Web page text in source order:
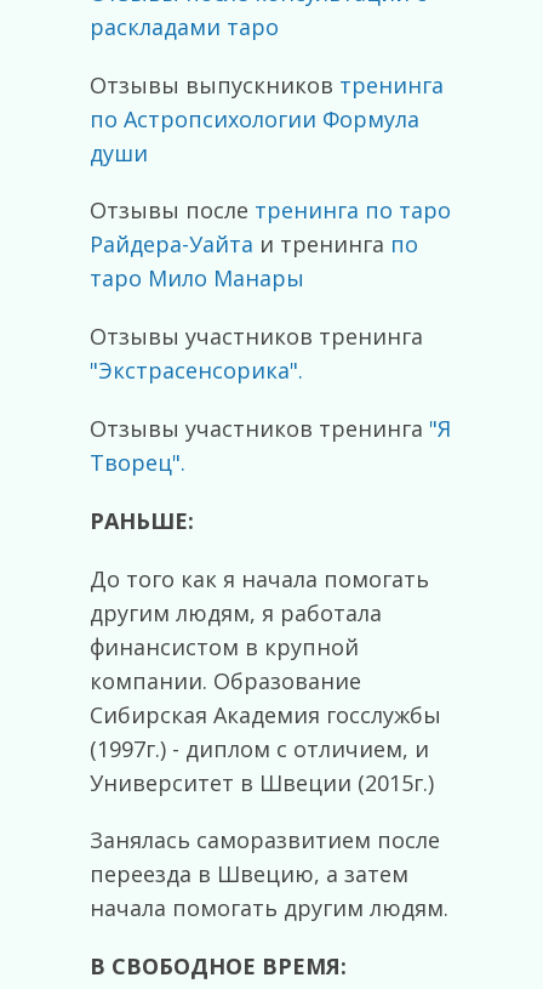
раскладами таро
Отзывы выпускников тренинга
по Астропсихологии Формула
души
Отзывы после тренинга по таро
Райдера-Уайта и тренинга по
таро Мило Манары
Отзывы участников тренинга
"Экстрасенсорика".
Отзывы участников тренинга "Я
Творец".
РАНЬШЕ:
До того как я начала помогать
другим людям, я работала
финансистом в крупной
компании. Образование
Сибирская Академия госслужбы
(1997г.) - диплом с отличием, и
Университет в Швеции (2015г.)
Занялась саморазвитием после
переезда в Швецию, а затем
начала помогать другим людям.
В СВОБОДНОЕ ВРЕМЯ: